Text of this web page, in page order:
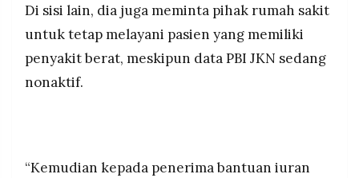
Di sisi lain, dia juga meminta pihak rumah sakit
untuk tetap melayani pasien yang memiliki
penyakit berat, meskipun data PBI JKN sedang
nonaktif.
“Kemudian kepada penerima bantuan iuran